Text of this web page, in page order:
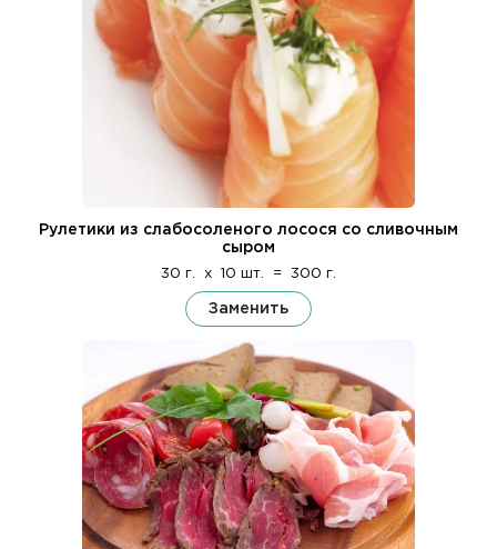
Рулетики из слабосоленого лосося со сливочным
сыром
30 г. x 10 шт. = 300 г.
Заменить